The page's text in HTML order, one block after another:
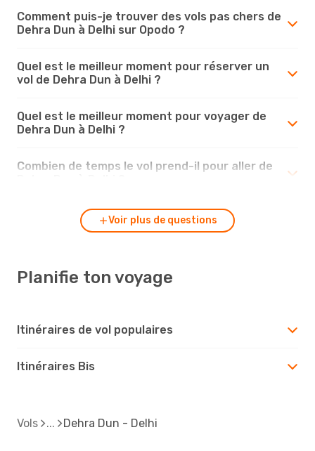
Comment puis-je trouver des vols pas chers de
Dehra Dun à Delhi sur Opodo ?
Quel est le meilleur moment pour réserver un
vol de Dehra Dun à Delhi ?
Quel est le meilleur moment pour voyager de
Dehra Dun à Delhi ?
Combien de temps le vol prend-il pour aller de
Voir plus de questions
Planifie ton voyage
Itinéraires de vol populaires
Itinéraires Bis
Vols Dehra Dun - Delhi